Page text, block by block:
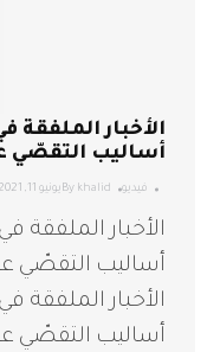
الأخبار الملفقة
أساليب التقصّي
فيديو By khalid يونيو 11, 2021
الأخبار الملفقة
أساليب التقصّي
الأخبار الملفقة
أساليب التقصّي